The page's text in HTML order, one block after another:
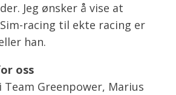
Jeg ønsker å vise at
racing til ekte racing er
han.
oss
Team Greenpower, Marius